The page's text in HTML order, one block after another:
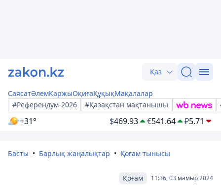
Қаз
СаясатӘлемҚаржыОқиғаҚұқықМақалалар
#Референдум-2026
#Қазақстан мақтанышы
+31° $469.93 €541.64 ₽5.71
Басты Барлық жаңалықтар Қоғам тынысы
11:36, 03 мамыр 2024
Қоғам